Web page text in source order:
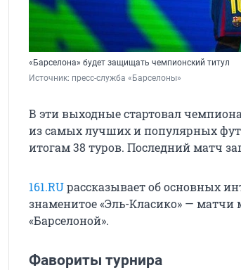
«Барселона» будет защищать чемпионский титул
Источник: пресс-служба «Барселоны»
В эти выходные стартовал
из самых лучших и популярных
итогам 38 туров. Последний матч
161.RUрассказывает об основных
знаменитое «Эль-Класико» —
«Барселоной».
Фавориты турнира